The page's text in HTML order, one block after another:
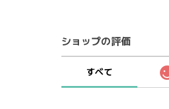
ショップの評価
すべて